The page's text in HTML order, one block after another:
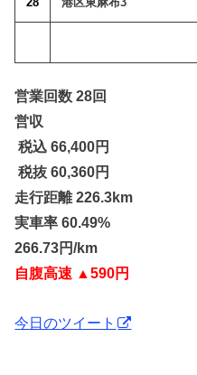
営業回数 28回
営収
税込 66,400円
税抜 60,360円
走行距離 226.3km
実車率 60.49%
266.73円/km
自腹高速 ▲590円
今日のツイート